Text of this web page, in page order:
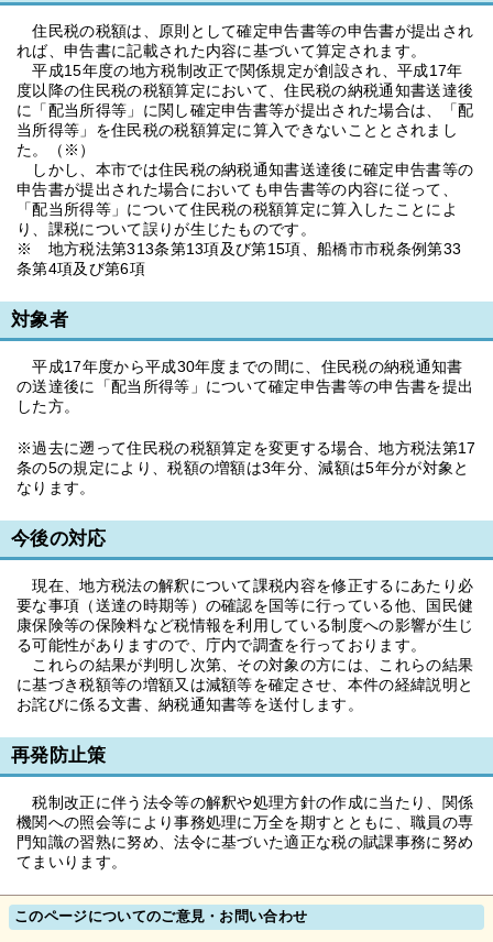
住民税の税額は、原則として確定申告書等の申告書が提出され
れば、申告書に記載された内容に基づいて算定されます。
平成15年度の地方税制改正で関係規定が創設され、平成17年
度以降の住民税の税額算定において、住民税の納税通知書送達後
に「配当所得等」に関し確定申告書等が提出された場合は、「配
当所得等」を住民税の税額算定に算入できないこととされまし
た。（※）
しかし、本市では住民税の納税通知書送達後に確定申告書等の
申告書が提出された場合においても申告書等の内容に従って、
「配当所得等」について住民税の税額算定に算入したことによ
り、課税について誤りが生じたものです。
※ 地方税法第313条第13項及び第15項、船橋市市税条例第33
条第4項及び第6項
対象者
平成17年度から平成30年度までの間に、住民税の納税通知書
の送達後に「配当所得等」について確定申告書等の申告書を提出
した方。
※過去に遡って住民税の税額算定を変更する場合、地方税法第17
条の5の規定により、税額の増額は3年分、減額は5年分が対象と
なります。
今後の対応
現在、地方税法の解釈について課税内容を修正するにあたり必
要な事項（送達の時期等）の確認を国等に行っている他、国民健
康保険等の保険料など税情報を利用している制度への影響が生じ
る可能性がありますので、庁内で調査を行っております。
これらの結果が判明し次第、その対象の方には、これらの結果
に基づき税額等の増額又は減額等を確定させ、本件の経緯説明と
お詫びに係る文書、納税通知書等を送付します。
再発防止策
税制改正に伴う法令等の解釈や処理方針の作成に当たり、関係
機関への照会等により事務処理に万全を期すとともに、職員の専
門知識の習熟に努め、法令に基づいた適正な税の賦課事務に努め
てまいります。
このページについてのご意見・お問い合わせ